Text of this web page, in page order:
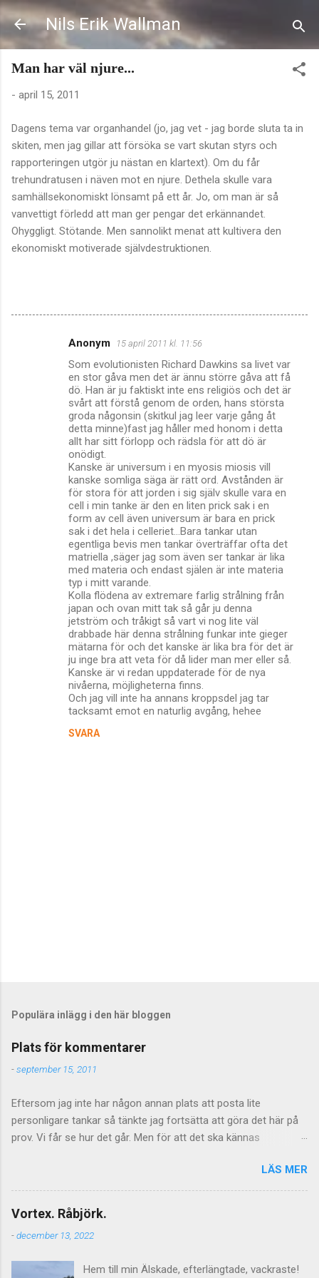
Fortsätt till huvudinnehåll
Nils Erik Wallman
Man har väl njure...
- april 15, 2011
Dagens tema var organhandel (jo, jag vet - jag borde sluta ta in
skiten, men jag gillar att försöka se vart skutan styrs och
rapporteringen utgör ju nästan en klartext). Om du får
trehundratusen i näven mot en njure. Dethela skulle vara
samhällsekonomiskt lönsamt på ett år. Jo, om man är så
vanvettigt förledd att man ger pengar det erkännandet.
Ohyggligt. Stötande. Men sannolikt menat att kultivera den
ekonomiskt motiverade självdestruktionen.
Anonym 15 april 2011 kl. 11:56
Som evolutionisten Richard Dawkins sa livet var
en stor gåva men det är ännu större gåva att få
dö. Han är ju faktiskt inte ens religiös och det är
svårt att förstå genom de orden, hans största
groda någonsin (skitkul jag leer varje gång åt
detta minne)fast jag håller med honom i detta
allt har sitt förlopp och rädsla för att dö är
onödigt.
Kanske är universum i en myosis miosis vill
kanske somliga säga är rätt ord. Avstånden är
för stora för att jorden i sig själv skulle vara en
cell i min tanke är den en liten prick sak i en
form av cell även universum är bara en prick
sak i det hela i celleriet...Bara tankar utan
egentliga bevis men tankar överträffar ofta det
matriella ,säger jag som även ser tankar är lika
med materia och endast själen är inte materia
typ i mitt varande.
Kolla flödena av extremare farlig strålning från
japan och ovan mitt tak så går ju denna
jetström och tråkigt så vart vi nog lite väl
drabbade här denna strålning funkar inte gieger
mätarna för och det kanske är lika bra för det är
ju inge bra att veta för då lider man mer eller så.
Kanske är vi redan uppdaterade för de nya
nivåerna, möjligheterna finns.
Och jag vill inte ha annans kroppsdel jag tar
tacksamt emot en naturlig avgång, hehee
SVARA
c
e
n
m
m
n
Populära inlägg i den här bloggen
Plats för kommentarer
-september 15, 2011
Eftersom jag inte har någon annan plats att posta lite
personligare tankar så tänkte jag fortsätta att göra det här på
prov. Vi får se hur det går. Men för att det ska kännas
ha något litet med saken att göra. Vilket föranleder mig att
tillfälligtvis stänga av kommentarerna för de mer personliga
inläggen. Jag vill inte stänga av kommentarer helt och hållet
eftersom jag tycker att de är givande som helhet och även om
tongångarna ibland blir hårda så kan de ge upphov till mycket
personliga sakerna så får det lova att bli åtminstone lite mer
LÄS MER
Vortex. Råbjörk.
-december 13, 2022
Hem till min Älskade, efterlängtade, vackraste!